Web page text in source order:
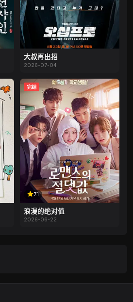
大叔再出招
2026-07-04
7.1
完结
浪漫的绝对值
2026-06-22